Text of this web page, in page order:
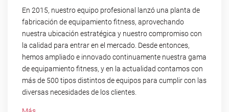
En 2015, nuestro equipo profesional lanzó una planta de
fabricación de equipamiento fitness, aprovechando
nuestra ubicación estratégica y nuestro compromiso con
la calidad para entrar en el mercado. Desde entonces,
hemos ampliado e innovado continuamente nuestra gama
de equipamiento fitness, y en la actualidad contamos con
más de 500 tipos distintos de equipos para cumplir con las
diversas necesidades de los clientes.